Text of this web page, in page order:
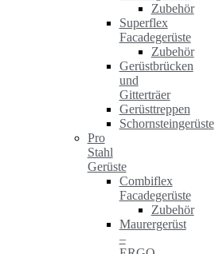
Zubehör
Superflex
Facadegerüste
Zubehör
Gerüstbrücken
und
Gitterträer
Gerüsttreppen
Schornsteingerüste
Pro
Stahl
Gerüste
Combiflex
Facadegerüste
Zubehör
Maurergerüst
–